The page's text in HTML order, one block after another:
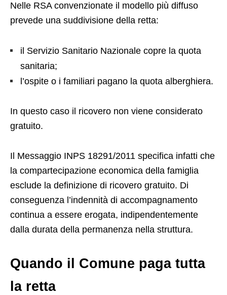
Nelle RSA convenzionate il modello più diffuso
prevede una suddivisione della retta:
il Servizio Sanitario Nazionale copre la quota
sanitaria;
l’ospite o i familiari pagano la quota alberghiera.
In questo caso il ricovero non viene considerato
gratuito.
Il Messaggio INPS 18291/2011 specifica infatti che
la compartecipazione economica della famiglia
esclude la definizione di ricovero gratuito. Di
conseguenza l’indennità di accompagnamento
continua a essere erogata, indipendentemente
dalla durata della permanenza nella struttura.
Quando il Comune paga tutta
la retta